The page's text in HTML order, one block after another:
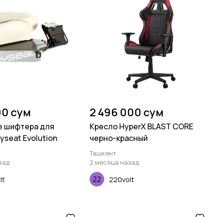
сум
шифтера для
Evolution
2 496 000 сум
Кресло HyperX BLAST CORE
черно-красный
Ташкент
2 месяца назад
220volt